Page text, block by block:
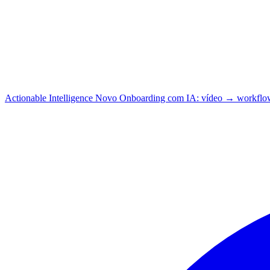
Actionable Intelligence Novo Onboarding com IA: vídeo →